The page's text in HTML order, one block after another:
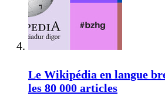
Le Wikipédia en langue
les 80 000 articles